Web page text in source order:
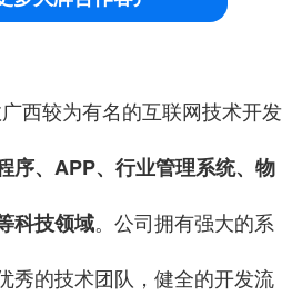
西较为有名的互联网技术开发
序、APP、行业管理系统、物
科技领域。公司拥有强大的系
秀的技术团队，健全的开发流